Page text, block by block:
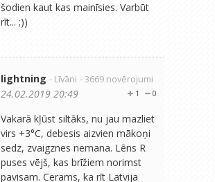
šodien kaut kas mainīsies. Varbūt
rīt... ;))
lightning - Līvāni - 3669 novērojumi
0
1
24.02.2019 20:49
Vakarā kļūst siltāks, nu jau mazliet
virs +3°C, debesis aizvien mākoņi
sedz, zvaigznes nemana. Lēns R
puses vējš, kas brīžiem norimst
pavisam. Cerams, ka rīt Latvija